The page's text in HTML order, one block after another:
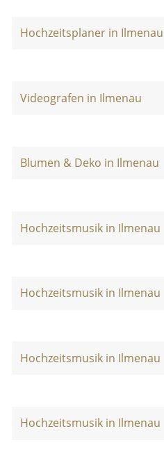
Hochzeitsplaner in Ilmenau
Videografen in Ilmenau
Blumen & Deko in Ilmenau
Hochzeitsmusik in Ilmenau
Hochzeitsmusik in Ilmenau
Hochzeitsmusik in Ilmenau
Hochzeitsmusik in Ilmenau